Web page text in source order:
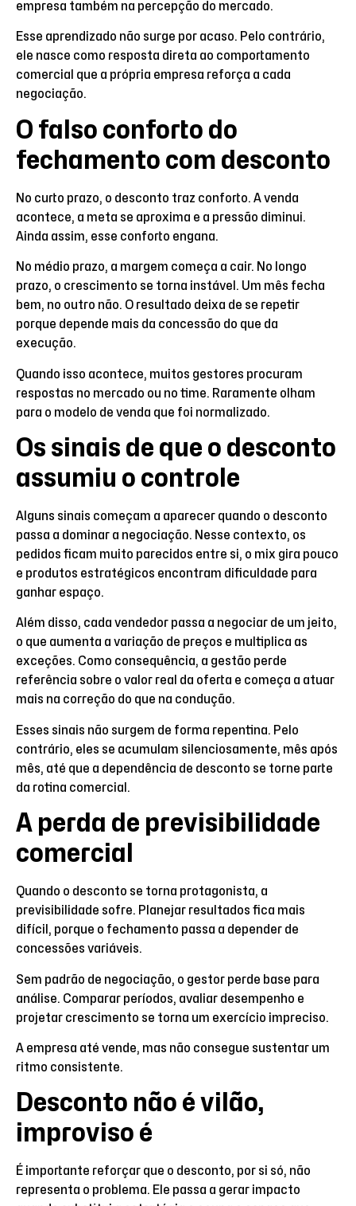
empresa também na percepção do mercado.
Esse aprendizado não surge por acaso. Pelo contrário,
ele nasce como resposta direta ao comportamento
comercial que a própria empresa reforça a cada
negociação.
O falso conforto do
fechamento com desconto
No curto prazo, o desconto traz conforto. A venda
acontece, a meta se aproxima e a pressão diminui.
Ainda assim, esse conforto engana.
No médio prazo, a margem começa a cair. No longo
prazo, o crescimento se torna instável. Um mês fecha
bem, no outro não. O resultado deixa de se repetir
porque depende mais da concessão do que da
execução.
Quando isso acontece, muitos gestores procuram
respostas no mercado ou no time. Raramente olham
para o modelo de venda que foi normalizado.
Os sinais de que o desconto
assumiu o controle
Alguns sinais começam a aparecer quando o desconto
passa a dominar a negociação. Nesse contexto, os
pedidos ficam muito parecidos entre si, o mix gira pouco
e produtos estratégicos encontram dificuldade para
ganhar espaço.
Além disso, cada vendedor passa a negociar de um jeito,
o que aumenta a variação de preços e multiplica as
exceções. Como consequência, a gestão perde
referência sobre o valor real da oferta e começa a atuar
mais na correção do que na condução.
Esses sinais não surgem de forma repentina. Pelo
contrário, eles se acumulam silenciosamente, mês após
mês, até que a dependência de desconto se torne parte
da rotina comercial.
A perda de previsibilidade
comercial
Quando o desconto se torna protagonista, a
previsibilidade sofre. Planejar resultados fica mais
difícil, porque o fechamento passa a depender de
concessões variáveis.
Sem padrão de negociação, o gestor perde base para
análise. Comparar períodos, avaliar desempenho e
projetar crescimento se torna um exercício impreciso.
A empresa até vende, mas não consegue sustentar um
ritmo consistente.
Desconto não é vilão,
improviso é
É importante reforçar que o desconto, por si só, não
representa o problema. Ele passa a gerar impacto